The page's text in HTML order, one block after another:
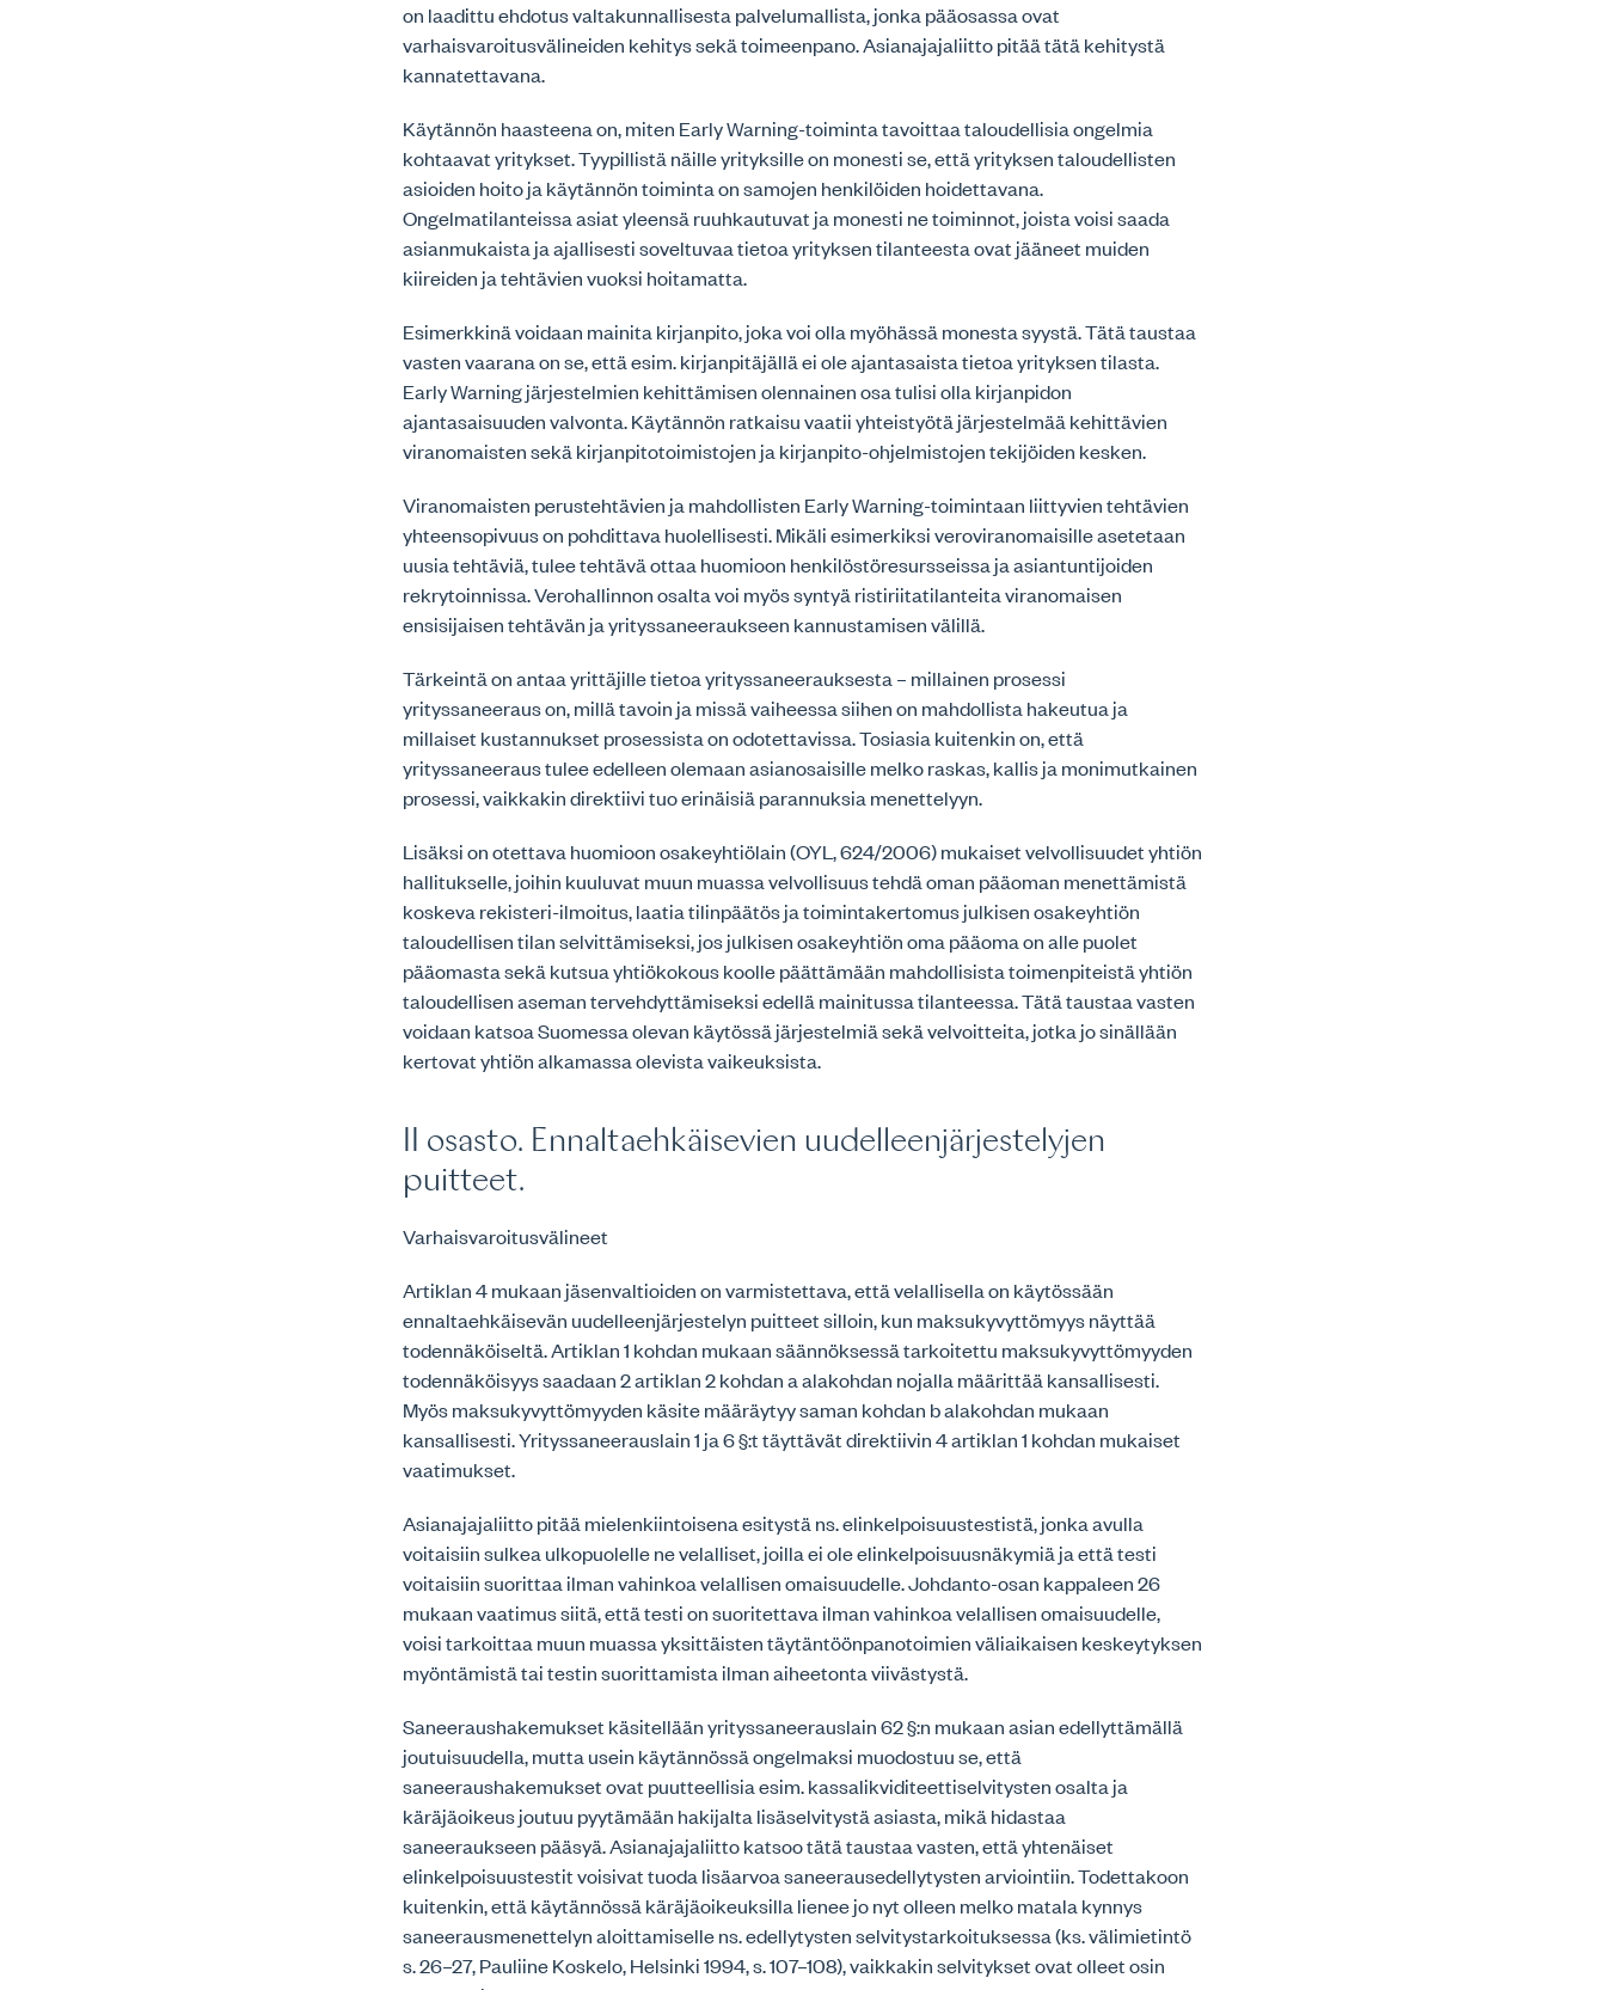
on laadittu ehdotus valtakunnallisesta palvelumallista, jonka pääosassa ovat
varhaisvaroitusvälineiden kehitys sekä toimeenpano. Asianajajaliitto pitää tätä kehitystä
kannatettavana.
Käytännön haasteena on, miten Early Warning-toiminta tavoittaa taloudellisia ongelmia
kohtaavat yritykset. Tyypillistä näille yrityksille on monesti se, että yrityksen taloudellisten
asioiden hoito ja käytännön toiminta on samojen henkilöiden hoidettavana.
Ongelmatilanteissa asiat yleensä ruuhkautuvat ja monesti ne toiminnot, joista voisi saada
asianmukaista ja ajallisesti soveltuvaa tietoa yrityksen tilanteesta ovat jääneet muiden
kiireiden ja tehtävien vuoksi hoitamatta.
Esimerkkinä voidaan mainita kirjanpito, joka voi olla myöhässä monesta syystä. Tätä taustaa
vasten vaarana on se, että esim. kirjanpitäjällä ei ole ajantasaista tietoa yrityksen tilasta.
Early Warning järjestelmien kehittämisen olennainen osa tulisi olla kirjanpidon
ajantasaisuuden valvonta. Käytännön ratkaisu vaatii yhteistyötä järjestelmää kehittävien
viranomaisten sekä kirjanpitotoimistojen ja kirjanpito-ohjelmistojen tekijöiden kesken.
Viranomaisten perustehtävien ja mahdollisten Early Warning-toimintaan liittyvien tehtävien
yhteensopivuus on pohdittava huolellisesti. Mikäli esimerkiksi veroviranomaisille asetetaan
uusia tehtäviä, tulee tehtävä ottaa huomioon henkilöstöresursseissa ja asiantuntijoiden
rekrytoinnissa. Verohallinnon osalta voi myös syntyä ristiriitatilanteita viranomaisen
ensisijaisen tehtävän ja yrityssaneeraukseen kannustamisen välillä.
Tärkeintä on antaa yrittäjille tietoa yrityssaneerauksesta – millainen prosessi
yrityssaneeraus on, millä tavoin ja missä vaiheessa siihen on mahdollista hakeutua ja
millaiset kustannukset prosessista on odotettavissa. Tosiasia kuitenkin on, että
yrityssaneeraus tulee edelleen olemaan asianosaisille melko raskas, kallis ja monimutkainen
prosessi, vaikkakin direktiivi tuo erinäisiä parannuksia menettelyyn.
Lisäksi on otettava huomioon osakeyhtiölain (OYL, 624/2006) mukaiset velvollisuudet yhtiön
hallitukselle, joihin kuuluvat muun muassa velvollisuus tehdä oman pääoman menettämistä
koskeva rekisteri-ilmoitus, laatia tilinpäätös ja toimintakertomus julkisen osakeyhtiön
taloudellisen tilan selvittämiseksi, jos julkisen osakeyhtiön oma pääoma on alle puolet
pääomasta sekä kutsua yhtiökokous koolle päättämään mahdollisista toimenpiteistä yhtiön
taloudellisen aseman tervehdyttämiseksi edellä mainitussa tilanteessa. Tätä taustaa vasten
voidaan katsoa Suomessa olevan käytössä järjestelmiä sekä velvoitteita, jotka jo sinällään
kertovat yhtiön alkamassa olevista vaikeuksista.
II osasto. Ennaltaehkäisevien uudelleenjärjestelyjen
puitteet.
Varhaisvaroitusvälineet
Artiklan 4 mukaan jäsenvaltioiden on varmistettava, että velallisella on käytössään
ennaltaehkäisevän uudelleenjärjestelyn puitteet silloin, kun maksukyvyttömyys näyttää
todennäköiseltä. Artiklan 1 kohdan mukaan säännöksessä tarkoitettu maksukyvyttömyyden
todennäköisyys saadaan 2 artiklan 2 kohdan a alakohdan nojalla määrittää kansallisesti.
Myös maksukyvyttömyyden käsite määräytyy saman kohdan b alakohdan mukaan
kansallisesti. Yrityssaneerauslain 1 ja 6 §:t täyttävät direktiivin 4 artiklan 1 kohdan mukaiset
vaatimukset.
Asianajajaliitto pitää mielenkiintoisena esitystä ns. elinkelpoisuustestistä, jonka avulla
voitaisiin sulkea ulkopuolelle ne velalliset, joilla ei ole elinkelpoisuusnäkymiä ja että testi
voitaisiin suorittaa ilman vahinkoa velallisen omaisuudelle. Johdanto-osan kappaleen 26
mukaan vaatimus siitä, että testi on suoritettava ilman vahinkoa velallisen omaisuudelle,
voisi tarkoittaa muun muassa yksittäisten täytäntöönpanotoimien väliaikaisen keskeytyksen
myöntämistä tai testin suorittamista ilman aiheetonta viivästystä.
Saneeraushakemukset käsitellään yrityssaneerauslain 62 §:n mukaan asian edellyttämällä
joutuisuudella, mutta usein käytännössä ongelmaksi muodostuu se, että
saneeraushakemukset ovat puutteellisia esim. kassalikviditeettiselvitysten osalta ja
käräjäoikeus joutuu pyytämään hakijalta lisäselvitystä asiasta, mikä hidastaa
saneeraukseen pääsyä. Asianajajaliitto katsoo tätä taustaa vasten, että yhtenäiset
elinkelpoisuustestit voisivat tuoda lisäarvoa saneerausedellytysten arviointiin. Todettakoon
kuitenkin, että käytännössä käräjäoikeuksilla lienee jo nyt olleen melko matala kynnys
saneerausmenettelyn aloittamiselle ns. edellytysten selvitystarkoituksessa (ks. välimietintö
s. 26–27, Pauliine Koskelo, Helsinki 1994, s. 107–108), vaikkakin selvitykset ovat olleet osin